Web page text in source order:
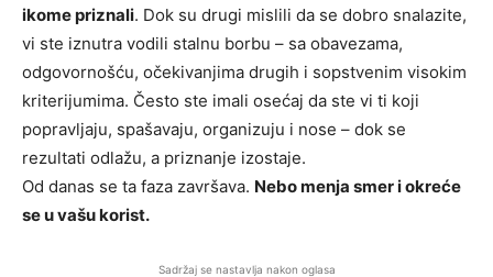
ikome priznali. Dok su drugi mislili da se dobro snalazite,
vi ste iznutra vodili stalnu borbu – sa obavezama,
odgovornošću, očekivanjima drugih i sopstvenim visokim
kriterijumima. Često ste imali osećaj da ste vi ti koji
popravljaju, spašavaju, organizuju i nose – dok se
rezultati odlažu, a priznanje izostaje.
Od danas se ta faza završava. Nebo menja smer i okreće
se u vašu korist.
Sadržaj se nastavlja nakon oglasa